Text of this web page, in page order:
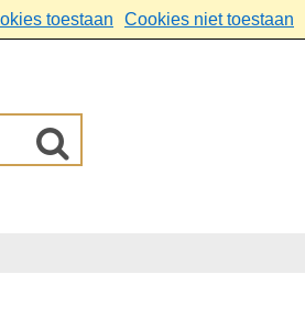
toestaan Cookies niet toestaan